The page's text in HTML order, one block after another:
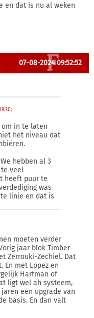
en dat is nu al weken
07-08-2024 09:52:52
:
in te laten
het niveau dat
hebben al 3
veel
heeft puur te
was
linie en dat is
moeten verder
jaar blok Timber-
Zerrouki-Zechiel. Dat
En met Lopez en
Hartman of
ligt wel ah systeem,
een upgrade van
basis. En dan valt